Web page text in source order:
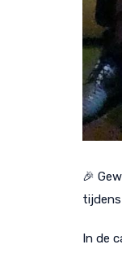
🎉
tijdens
In de